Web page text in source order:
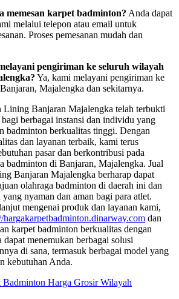
memesan karpet badminton? Anda dapat
melalui telepon atau email untuk
Proses pemesanan mudah dan
pengiriman ke seluruh wilayah
Ya, kami melayani pengiriman ke
Majalengka dan sekitarnya.
Lining Banjaran Majalengka telah terbukti
berbagai instansi dan individu yang
badminton berkualitas tinggi. Dengan
dan layanan terbaik, kami terus
pasar dan berkontribusi pada
badminton di Banjaran, Majalengka. Jual
Banjaran Majalengka berharap dapat
olahraga badminton di daerah ini dan
nyaman dan aman bagi para atlet.
mengenai produk dan layanan kami,
hargakarpetbadminton.dinarway.com dan
karpet badminton berkualitas dengan
menemukan berbagai solusi
di sana, termasuk berbagai model yang
kebutuhan Anda.
Badminton Harga Grosir Wilayah